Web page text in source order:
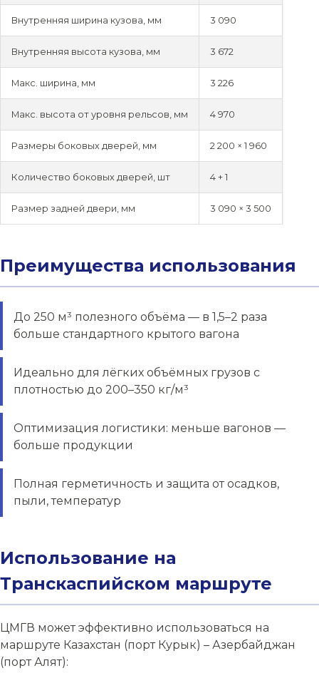
Внутренняя ширина кузова, мм 3 090
Внутренняя высота кузова, мм 3 672
Макс. ширина, мм 3 226
Макс. высота от уровня рельсов, мм 4 970
Размеры боковых дверей, мм 2 200 × 1 960
Количество боковых дверей, шт 4 + 1
Размер задней двери, мм 3 090 × 3 500
Преимущества использования
До 250 м³ полезного объёма — в 1,5–2 раза
больше стандартного крытого вагона
Идеально для лёгких объёмных грузов с
плотностью до 200–350 кг/м³
Оптимизация логистики: меньше вагонов —
больше продукции
Полная герметичность и защита от осадков,
пыли, температур
Использование на
Транскаспийском маршруте
ЦМГВ может эффективно использоваться на
маршруте Казахстан (порт Курык) – Азербайджан
(порт Алят):